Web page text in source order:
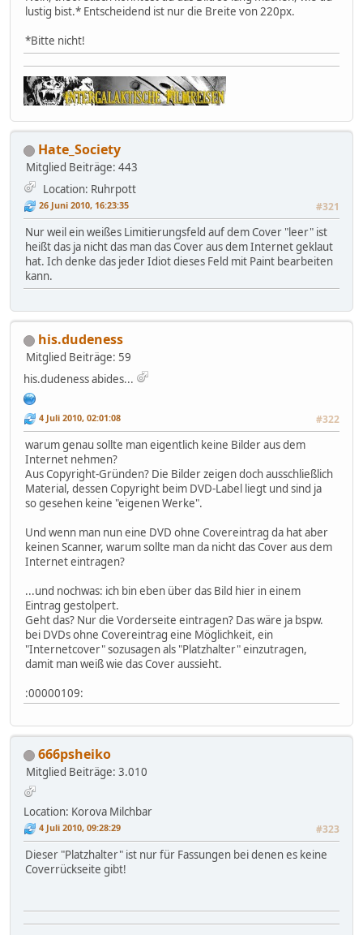
lustig bist.* Entscheidend ist nur die Breite von 220px.
*Bitte nicht!
Hate_Society
Mitglied Beiträge: 443
Location: Ruhrpott
26 Juni 2010, 16:23:35 #321
Nur weil ein weißes Limitierungsfeld auf dem Cover "leer" ist
heißt das ja nicht das man das Cover aus dem Internet geklaut
hat. Ich denke das jeder Idiot dieses Feld mit Paint bearbeiten
kann.
his.dudeness
Mitglied Beiträge: 59
his.dudeness abides...
4 Juli 2010, 02:01:08 #322
warum genau sollte man eigentlich keine Bilder aus dem
Internet nehmen?
Aus Copyright-Gründen? Die Bilder zeigen doch ausschließlich
Material, dessen Copyright beim DVD-Label liegt und sind ja
so gesehen keine "eigenen Werke".
Und wenn man nun eine DVD ohne Covereintrag da hat aber
keinen Scanner, warum sollte man da nicht das Cover aus dem
Internet eintragen?
...und nochwas: ich bin eben über das Bild hier in einem
Eintrag gestolpert.
Geht das? Nur die Vorderseite eintragen? Das wäre ja bspw.
bei DVDs ohne Covereintrag eine Möglichkeit, ein
"Internetcover" sozusagen als "Platzhalter" einzutragen,
damit man weiß wie das Cover aussieht.
:00000109:
666psheiko
Mitglied Beiträge: 3.010
Location: Korova Milchbar
4 Juli 2010, 09:28:29 #323
Dieser "Platzhalter" ist nur für Fassungen bei denen es keine
Coverrückseite gibt!